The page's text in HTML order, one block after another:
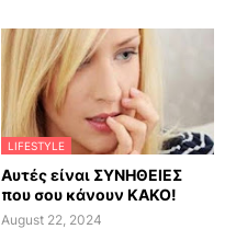
LIFESTYLE
Αυτές είναι ΣΥΝΗΘΕΙΕΣ
που σου κάνουν ΚΑΚΟ!
August 22, 2024